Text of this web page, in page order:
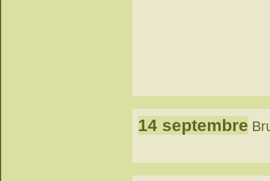
14 septembre